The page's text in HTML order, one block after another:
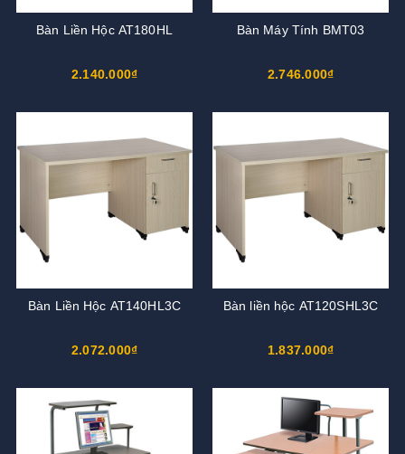
Bàn Liền Hộc AT180HL
2.140.000₫
Bàn Máy Tính BMT03
2.746.000₫
Bàn Liền Hộc AT140HL3C
2.072.000₫
Bàn liền hộc AT120SHL3C
1.837.000₫